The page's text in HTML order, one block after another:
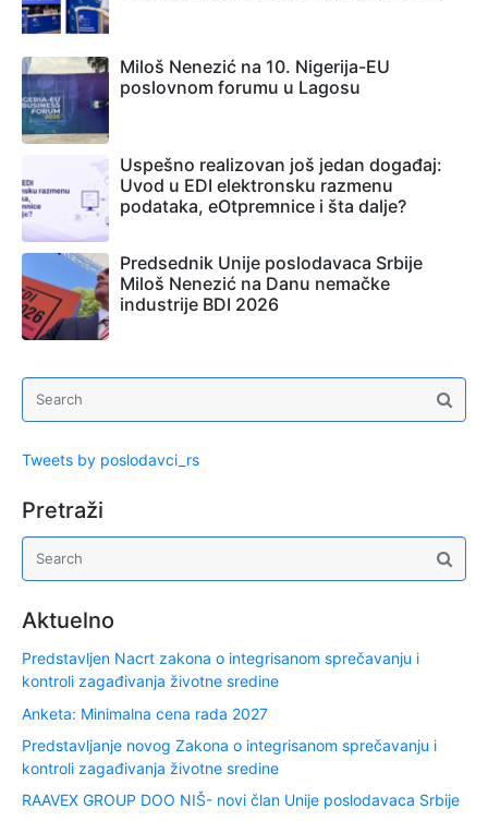
Miloš Nenezić na 10. Nigerija-EU
poslovnom forumu u Lagosu
Uspešno realizovan još jedan događaj:
Uvod u EDI elektronsku razmenu
podataka, eOtpremnice i šta dalje?
Predsednik Unije poslodavaca Srbije
Miloš Nenezić na Danu nemačke
industrije BDI 2026
Tweets by poslodavci_rs
Pretraži
Aktuelno
Predstavljen Nacrt zakona o integrisanom sprečavanju i
kontroli zagađivanja životne sredine
Anketa: Minimalna cena rada 2027
Predstavljanje novog Zakona o integrisanom sprečavanju i
kontroli zagađivanja životne sredine
RAAVEX GROUP DOO NIŠ- novi član Unije poslodavaca Srbije